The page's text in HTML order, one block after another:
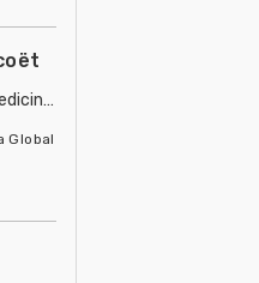
and Additives
Global